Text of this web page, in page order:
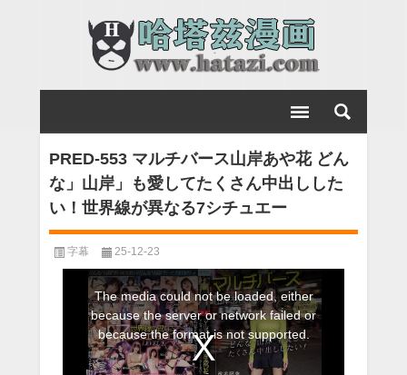
PRED-553 マルチバース山岸あや花 どん
な」山岸」も愛してたくさん中出しした
い！世界線が異なる7シチュエー
字幕 25-12-23
modal
The media could not be loaded, either
because the server or network failed or
because the format is not supported.